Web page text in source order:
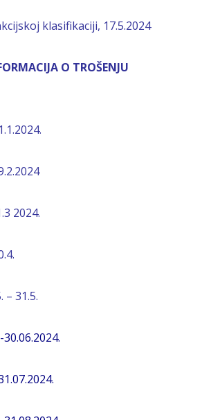
klasifikaciji, 17.5.2024
O TROŠENJU
2024.
– 31.5.